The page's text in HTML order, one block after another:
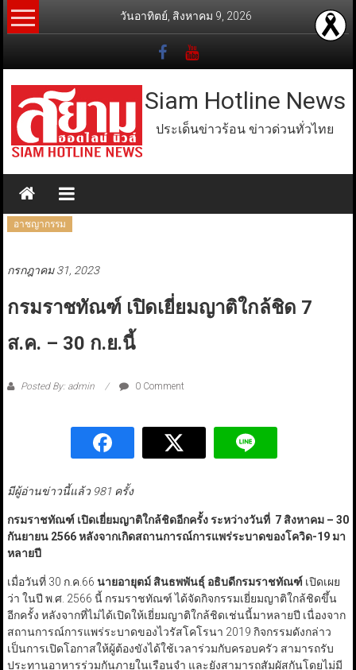
Skip
to
วันอาทิตย์, สิงหาคม 9, 2026
Siam Hotline News
ประเด็นข่าวร้อน ข่าวด่วนทั่วไทย
อาชญากรรม
กรกฎาคม 31, 2023
กรมราชทัณฑ์ เปิดเยี่ยมญาติใกล้ชิด 7
ส.ค. – 30 ก.ย.นี้
Posted By: admin 0 Comment
มีผู้อ่านข่าวนี้แล้ว 981 ครั้ง
กรมราชทัณฑ์ เปิดเยี่ยมญาติใกล้ชิดอีกครั้ง ระหว่างวันที่ 7 สิงหาคม – 30
กันยายน 2566 หลังจากเกิดสถานการณ์การแพร่ระบาดของโควิด-19 มา
หลายปี
เมื่อวันที่ 30 ก.ค.66 นายอายุตม์ สินธพพันธุ์ อธิบดีกรมราชทัณฑ์ เปิดเผย
ว่า ในปี พ.ศ. 2566 นี้ กรมราชทัณฑ์ ได้จัดกิจกรรมเยี่ยมญาติใกล้ชิดขึ้น
อีกครั้ง หลังจากที่ไม่ได้เปิดให้เยี่ยมญาติใกล้ชิดเช่นนี้มาหลายปี เนื่องจาก
สถานการณ์การแพร่ระบาดของไวรัสโคโรนา 2019 กิจกรรมดังกล่าว
เป็นการเปิดโอกาสให้ผู้ต้องขังได้ใช้เวลาร่วมกับครอบครัว สามารถรับ
ประทานอาหารร่วมกันภายในเรือนจำ และยังสามารถสัมผัสกันโดยไม่มี